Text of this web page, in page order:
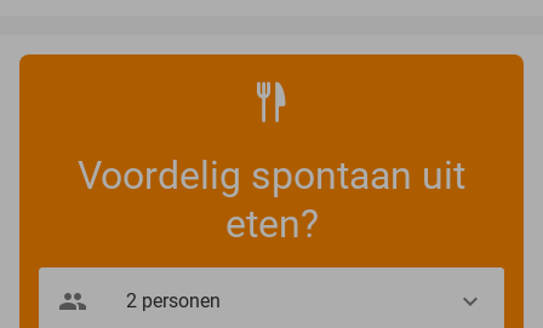
Voordelig spontaan uit
eten?